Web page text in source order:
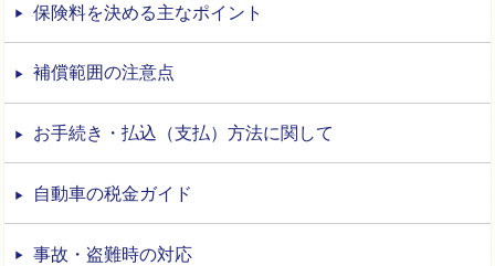
保険料を決める主なポイント
補償範囲の注意点
お手続き・払込（支払）方法に関して
自動車の税金ガイド
事故・盗難時の対応